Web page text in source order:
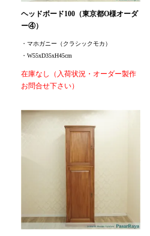
ヘッドボード100（東京都O様オーダ
ー④）
・マホガニー（クラシックモカ）
・W55xD35xH45cm
在庫なし（入荷状況・オーダー製作
お問合せ下さい）